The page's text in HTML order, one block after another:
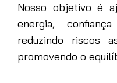
Nosso objetivo é
energia,
reduzindo riscos
promovendo o